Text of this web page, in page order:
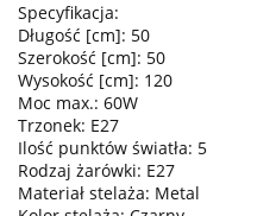
Specyfikacja:
Długość [cm]: 50
Szerokość [cm]: 50
Wysokość [cm]: 120
Moc max.: 60W
Trzonek: E27
Ilość punktów światła: 5
Rodzaj żarówki: E27
Materiał stelaża: Metal